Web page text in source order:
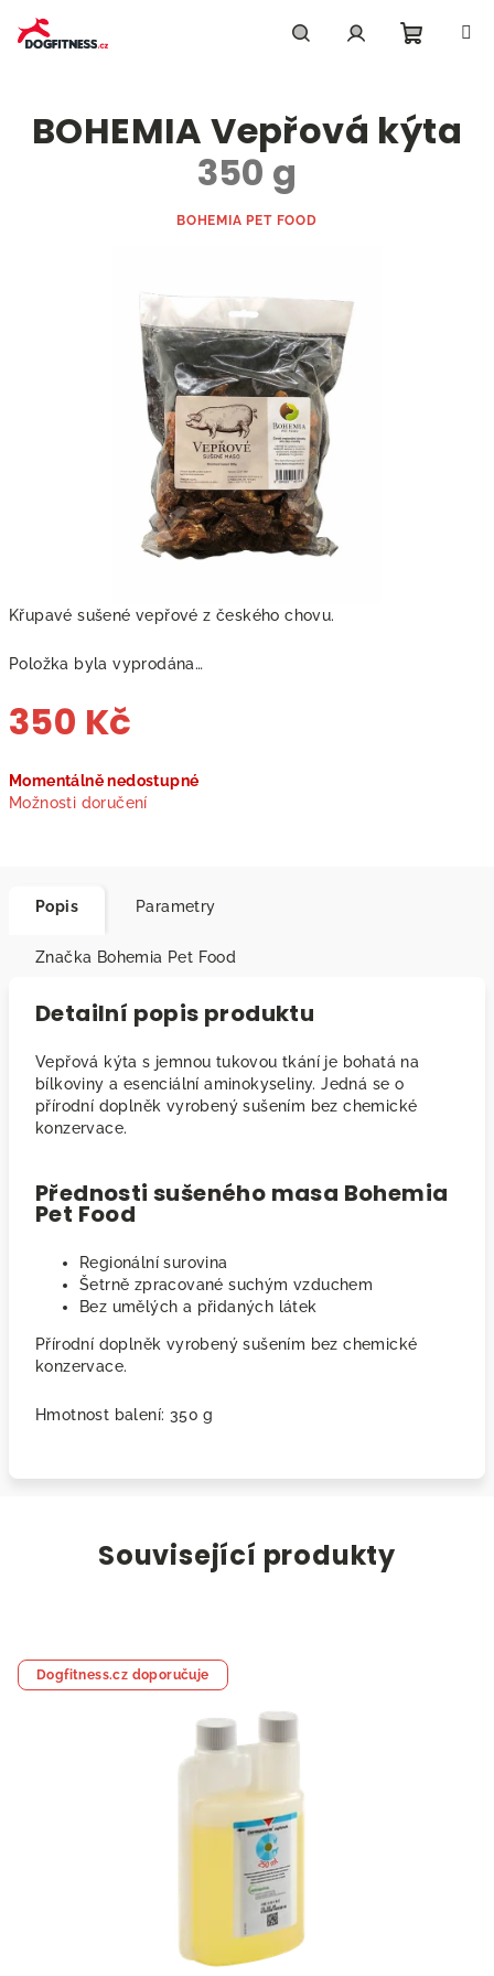
obsah
košík
Křupavé sušené vepřové z českého chovu.
Položka byla vyprodána…
350 Kč
cena:
Momentálně nedostupné
Možnosti doručení
BOHEMIA Vepřová kýta
350 g
BOHEMIA PET FOOD
Popis Parametry
Značka Bohemia Pet Food
Detailní popis produktu
Vepřová kýta s jemnou tukovou tkání je bohatá na
bílkoviny a esenciální aminokyseliny. Jedná se o
přírodní doplněk vyrobený sušením bez chemické
konzervace.
Přednosti sušeného masa Bohemia
Pet Food
Regionální surovina
Šetrně zpracované suchým vzduchem
Bez umělých a přidaných látek
Přírodní doplněk vyrobený sušením bez chemické
konzervace.
Hmotnost balení: 350 g
Související produkty
Dogfitness.cz doporučuje